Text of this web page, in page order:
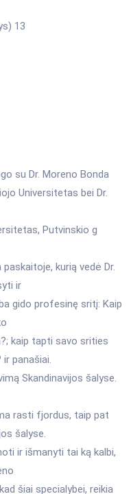
13
su Dr. Moreno Bonda
Universitetas bei Dr.
Putvinskio g
kurią vedė Dr.
ir
gido profesinę sritį: Kaip
kaip tapti savo srities
panašiai.
Skandinavijos šalyse.
rasti fjordus, taip pat
šalyse.
ir išmanyti tai ką kalbi,
šiai specialybei, reikia